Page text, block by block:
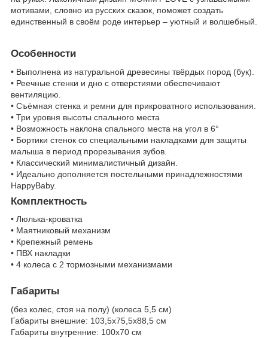
мотивами, словно из русских сказок, поможет создать
единственный в своём роде интерьер – уютный и волшебный.
Особенности
• Выполнена из натуральной древесины твёрдых пород (бук).
• Реечные стенки и дно с отверстиями обеспечивают
вентиляцию.
• Съёмная стенка и ремни для прикроватного использования.
• Три уровня высоты спального места
• Возможность наклона спального места на угол в 6°
• Бортики стенок со специальными накладками для защиты
малыша в период прорезывания зубов.
• Классический минималистичный дизайн.
• Идеально дополняется постельными принадлежностями
HappyBaby.
Комплектность
• Люлька-кроватка
• Маятниковый механизм
• Крепежный ремень
• ПВХ накладки
• 4 колеса с 2 тормозными механизмами
Габариты
(без колес, стоя на полу) (колеса 5,5 см)
Габариты внешние: 103,5х75,5х88,5 см
Габариты внутренние: 100х70 см